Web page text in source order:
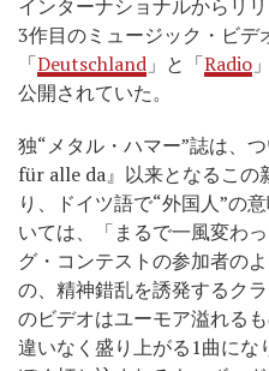
インターナショナルからリ
3作目のミュージック・ビデ
「Deutschland 」と「Radio
公開されていた。
独“メタル・ハマー”誌は、
für alle da』以来となるこの
り、ドイツ語で“外国人”の
いては、「まるで一風変わ
グ・コンテストの参加者の
の、精神錯乱を誘発するク
のビデオはユーモア溢れる
違いなく盛り上がる1曲にな